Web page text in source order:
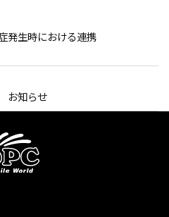
発生時における連携
お知らせ